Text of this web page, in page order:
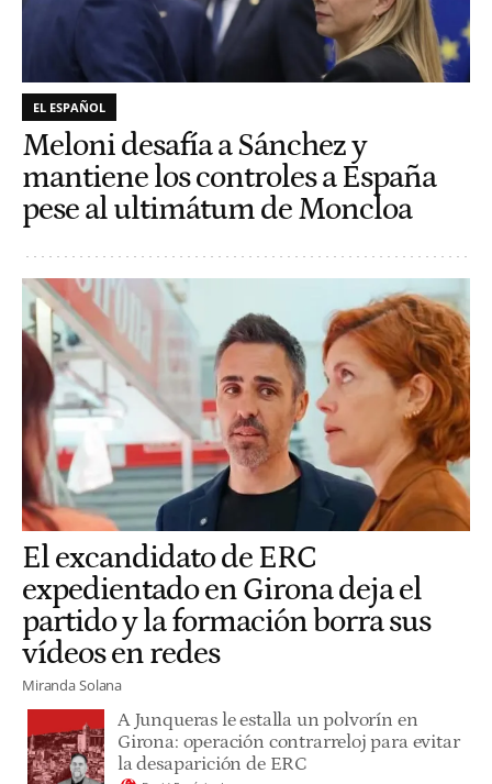
EL ESPAÑOL
Meloni desafía a Sánchez y
mantiene los controles a España
pese al ultimátum de Moncloa
El excandidato de ERC
expedientado en Girona deja el
partido y la formación borra sus
vídeos en redes
Miranda Solana
A Junqueras le estalla un polvorín en
Girona: operación contrarreloj para evitar
la desaparición de ERC